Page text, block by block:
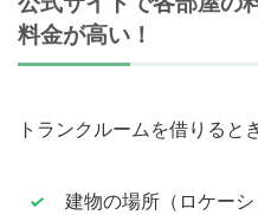
料金が高い！
トランクルームを借りるとき
建物の場所（ロケーシ